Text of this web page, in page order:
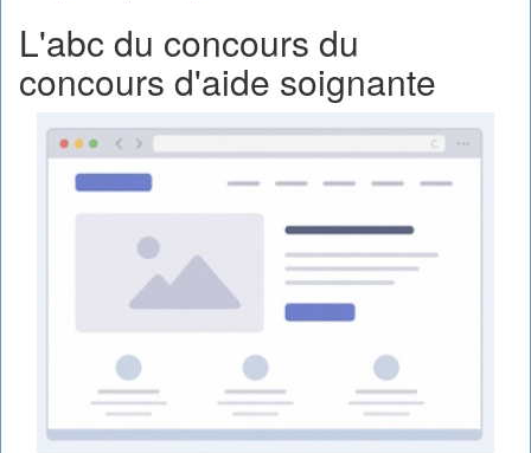
L'abc du concours du
concours d'aide soignante